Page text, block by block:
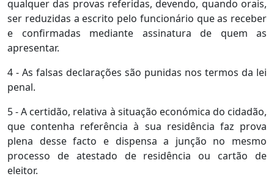
qualquer das provas referidas, devendo, quando orais,
ser reduzidas a escrito pelo funcionário que as receber
e confirmadas mediante assinatura de quem as
apresentar.
4 - As falsas declarações são punidas nos termos da lei
penal.
5 - A certidão, relativa à situação económica do cidadão,
que contenha referência à sua residência faz prova
plena desse facto e dispensa a junção no mesmo
processo de atestado de residência ou cartão de
eleitor.